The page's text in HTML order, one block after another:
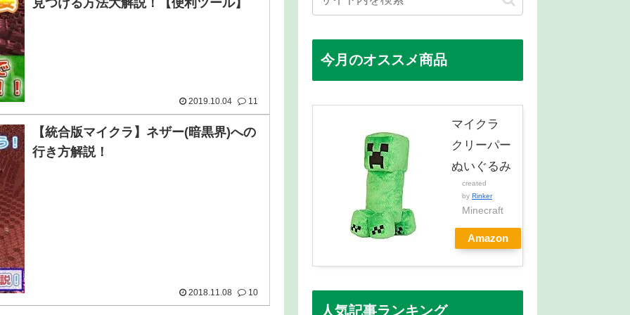
2019.10.04 11
【統合版マイクラ】ネザー(暗黒界)への
行き方解説！
2018.11.08 10
今月のオススメ商品
マイクラ
クリーパー
ぬいぐるみ
created
by Rinker
Minecraft
Amazon
人気記事ランキング